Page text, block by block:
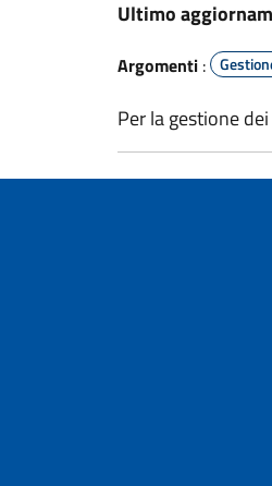
Ultimo
Argomenti :
Per la gestione